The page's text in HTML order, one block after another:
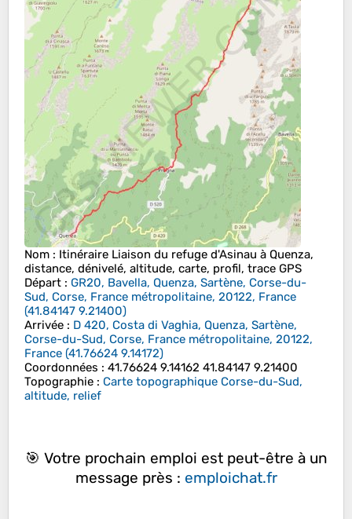
Nom : Itinéraire Liaison du refuge d'Asinau à Quenza,
distance, dénivelé, altitude, carte, profil, trace GPS
Départ : GR20, Bavella, Quenza, Sartène, Corse-du-
Sud, Corse, France métropolitaine, 20122, France
(41.84147 9.21400)
Arrivée : D 420, Costa di Vaghia, Quenza, Sartène,
Corse-du-Sud, Corse, France métropolitaine, 20122,
France (41.76624 9.14172)
Coordonnées : 41.76624 9.14162 41.84147 9.21400
Topographie : Carte topographique Corse-du-Sud,
altitude, relief
🎯 Votre prochain emploi est peut-être à un
message près : emploichat.fr